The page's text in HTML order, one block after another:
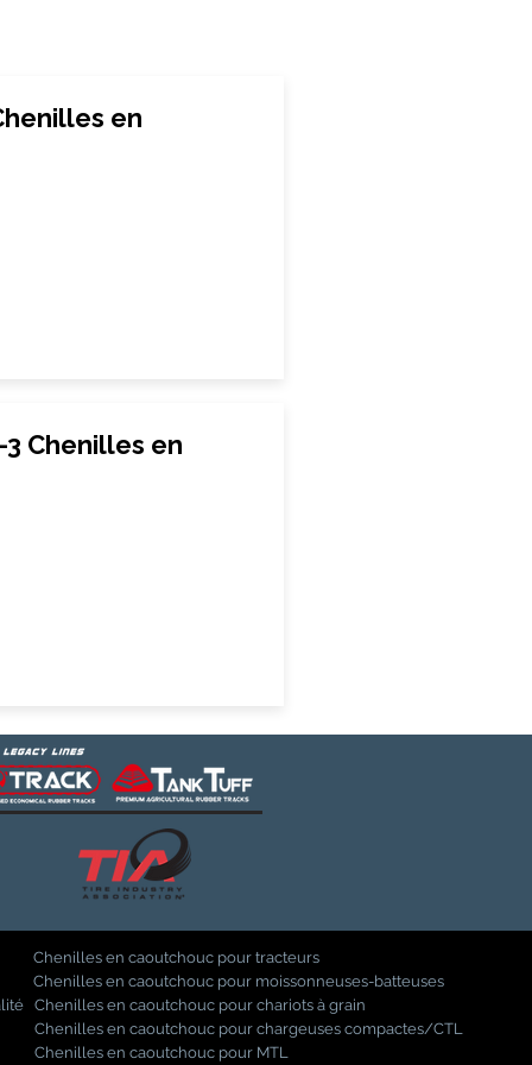
en
3 Chenilles en
Chenilles en caoutchouc pour tracteurs
Chenilles en caoutchouc pour moissonneuses-batteuses
Chenilles en caoutchouc pour chariots à grain
Chenilles en caoutchouc pour chargeuses compactes/CTL
Chenilles en caoutchouc pour MTL